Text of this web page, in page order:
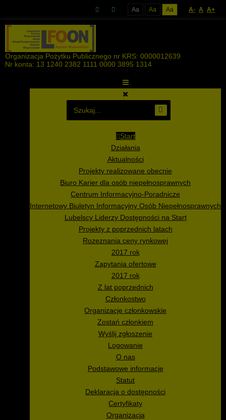
Aa Aa Aa A- A A+
Organizacja Pożytku Publicznego nr KRS: 0000012639
Nr konta: 13 1240 2382 1111 0000 3895 1314
Start
Działania
Aktualności
Projekty realizowane obecnie
Biuro Karier dla osób niepełnosprawnych
Centrum Informacyjno-Poradnicze
Internetowy Biuletyn Informacyjny Osób Niepełnosprawnych
Lubelscy Liderzy Dostępności na Start
Projekty z poprzednich latach
Rozeznania ceny rynkowej
2017 rok
Zapytania ofertowe
2017 rok
Z lat poprzednich
Członkostwo
Organizacje członkowskie
Zostań członkiem
Wyślij zgłoszenie
Logowanie
O nas
Podstawowe informacje
Statut
Deklaracja o dostępności
Certyfikaty
Organizacja